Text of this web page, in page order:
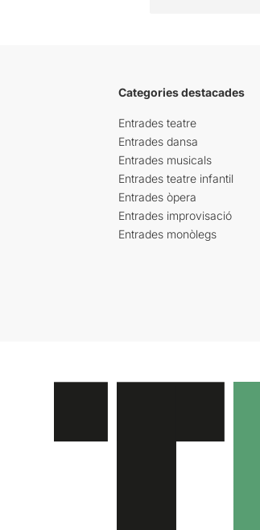
Categories destacades
Entrades teatre
Entrades dansa
Entrades musicals
Entrades teatre infantil
Entrades òpera
Entrades improvisació
Entrades monòlegs